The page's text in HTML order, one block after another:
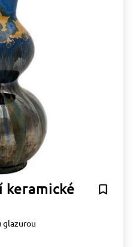
keramické
glazurou